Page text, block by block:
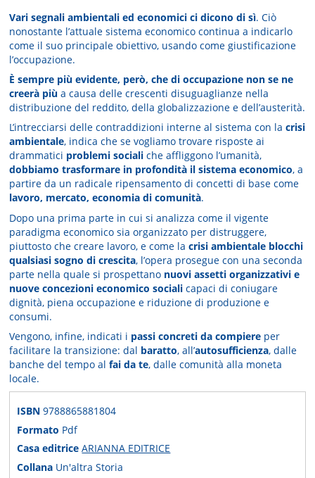
Vari segnali ambientali ed economici ci dicono di sì. Ciò
nonostante l’attuale sistema economico continua a indicarlo
come il suo principale obiettivo, usando come giustificazione
l’occupazione.
È sempre più evidente, però, che di occupazione non se ne
creerà più a causa delle crescenti disuguaglianze nella
distribuzione del reddito, della globalizzazione e dell’austerità.
L’intrecciarsi delle contraddizioni interne al sistema con lacrisi
ambientale, indica che se vogliamo trovare risposte ai
drammatici problemi sociali che affliggono l’umanità,
dobbiamo trasformare in profondità il sistema economico, a
partire da un radicale ripensamento di concetti di base come
lavoro, mercato, economia di comunità.
Dopo una prima parte in cui si analizza come il vigente
paradigma economico sia organizzato per distruggere,
piuttosto che creare lavoro, e come lacrisi ambientale blocchi
qualsiasi sogno di crescita, l’opera prosegue con una seconda
parte nella quale si prospettano nuovi assetti organizzativi e
nuove concezioni economico sociali capaci di coniugare
dignità, piena occupazione e riduzione di produzione e
consumi.
Vengono, infine, indicati i passi concreti da compiere per
facilitare la transizione: dal baratto, all’autosufficienza, dalle
banche del tempo alfai da te, dalle comunità alla moneta
locale.
ISBN9788865881804
Formato Pdf
Casa editriceARIANNA EDITRICE
Collana Un'altra Storia